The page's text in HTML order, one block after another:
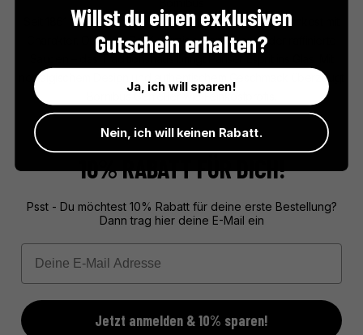
Seit 1861 steht der Name Bornibus für französische Feinkost mit
Charakter. Ob Dijon-Senf, würzige Cornichons oder raffinierte
nostalgischem Design und authentischem Geschmack überzeugt
Bornibus Genießer wie Feinkostprofis.
10% RABATT FÜR DICH!
Psst - Du möchtest 10% Rabatt für deine erste Bestellung?
Dann trag hier deine E-Mail ein
Email
Jetzt anmelden & 10% sparen!
Willst du einen exklusiven
Gutschein erhalten?
Ja, ich will sparen!
Nein, ich will keinen Rabatt.